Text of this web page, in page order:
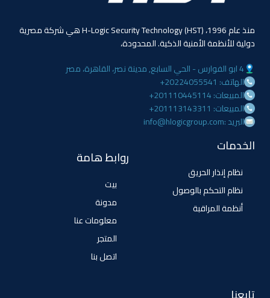
منذ عام 1996، (HST) H-Logic Security Technology هي شركة مصرية
دولية للأنظمة الأمنية الذكية. المحدودة،
4 ابو الفوارس - الحي السابع, مدينة نصر، القاهرة، مصر
الهاتف: 20224055541+
المبيعات: 201110445114+
المبيعات: 201113143311+
البريد :info@hlogicgroup.com
الخدمات
نظام إنذار الحريق
نظام التحكم بالوصول
أنظمة المراقبة
روابط هامة
بيت
مدونة
معلومات عنا
المتجر
اتصل بنا